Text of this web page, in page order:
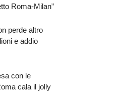
Roma-Milan”
perde altro
e addio
con le
cala il jolly